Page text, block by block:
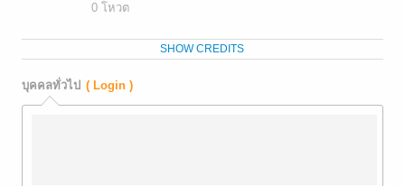
0โหวต
SHOW CREDITS
บุคคลทั่วไป ( Login )